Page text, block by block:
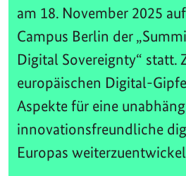
am 18. November 2025
Campus Berlin der
Digital Sovereignty“ statt.
europäischen Digital-
Aspekte für eine
innovationsfreundliche
Europas